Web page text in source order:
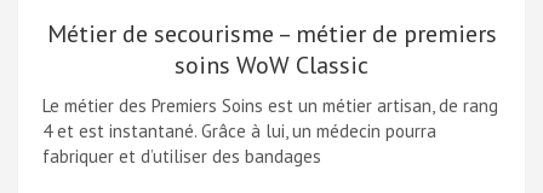
Métier de secourisme – métier de premiers
soins WoW Classic
Le métier des Premiers Soins est un métier artisan, de rang
4 et est instantané. Grâce à lui, un médecin pourra
fabriquer et d’utiliser des bandages